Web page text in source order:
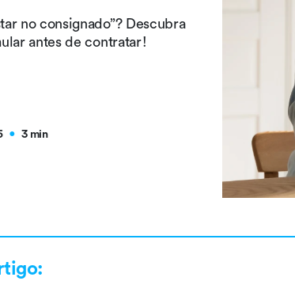
no consignado”? Descubra
antes de contratar!
●
3 min